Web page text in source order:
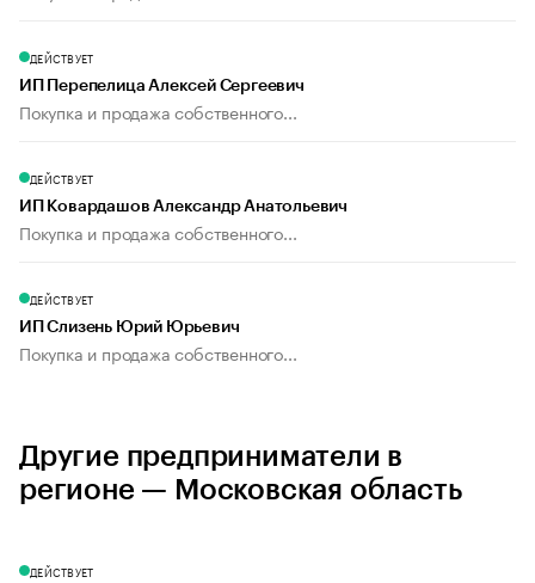
ДЕЙСТВУЕТ
ИП Перепелица Алексей Сергеевич
Покупка и продажа собственного...
ДЕЙСТВУЕТ
ИП Ковардашов Александр Анатольевич
Покупка и продажа собственного...
ДЕЙСТВУЕТ
ИП Слизень Юрий Юрьевич
Покупка и продажа собственного...
Другие предприниматели в
регионе — Московская область
ДЕЙСТВУЕТ